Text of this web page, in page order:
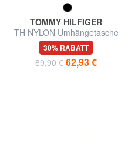
TOMMY HILFIGER
TH NYLON Umhängetasche
30% RABATT
89,90 € 62,93 €